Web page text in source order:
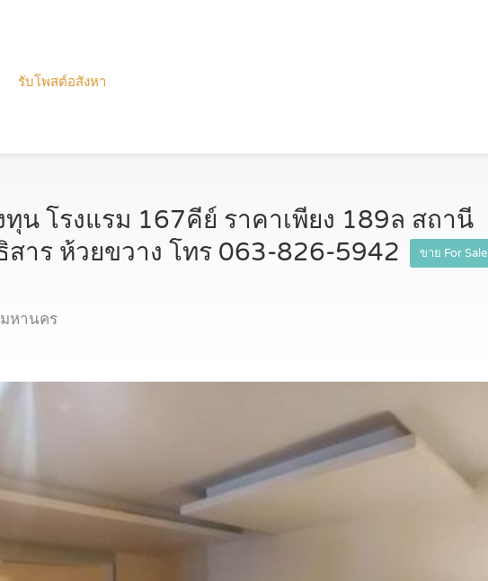
รับโพสต์อสังหา
น โรงแรม 167คีย์ ราคาเพียง 189ล สถานี
สาร ห้วยขวาง โทร 063-826-5942
ขาย For Sale
หานคร